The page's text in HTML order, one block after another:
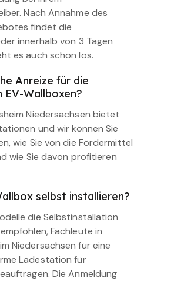
Nach Annahme des
findet die
innerhalb von 3 Tagen
es auch schon los.
Anreize für die
Wallboxen?
Niedersachsen bietet
und wir können Sie
wie Sie von die Fördermittel
wie Sie davon profitieren
selbst installieren?
die Selbstinstallation
Fachleute in
Niedersachsen für eine
Ladestation für
Die Anmeldung